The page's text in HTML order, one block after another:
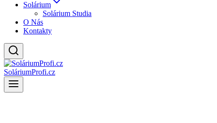
Solárium
Solárium Studia
O Nás
Kontakty
SoláriumProfi.cz